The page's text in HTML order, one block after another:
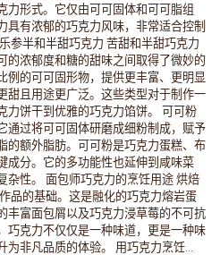
力形式。它仅由可可固体和可可脂组
具有浓郁的巧克力风味，非常适合控制
参半和半甜巧克力 苦甜和半甜巧克力
的浓郁度和糖的甜味之间取得了微妙的
例的可可固形物，提供更丰富、更明显
甜且用途更广泛。这些类型对于制作一
力饼干到优雅的巧克力馅饼。 可可粉
通过将可可固体研磨成细粉制成，赋予
的额外脂肪。可可粉是巧克力蛋糕、布
成分。它的多功能性也延伸到咸味菜
杂性。 面包师巧克力的烹饪用途 烘焙
品的基础。这是融化的巧克力熔岩蛋
丰富面包屑以及巧克力浸草莓的不可抗
巧克力不仅仅是一种味道，更是一种味
非凡品质的体验。 用巧克力烹饪...